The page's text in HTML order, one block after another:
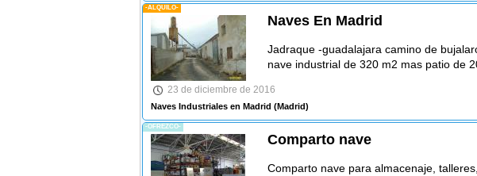
-ALQUILO-
Naves En Madrid
Jadraque -guadalajara camino de
nave industrial de 320 m2 mas patio de
23 de diciembre de 2016
Naves Industriales en Madrid (Madrid)
-OFREZCO-
Comparto nave
Comparto nave para almacenaje,